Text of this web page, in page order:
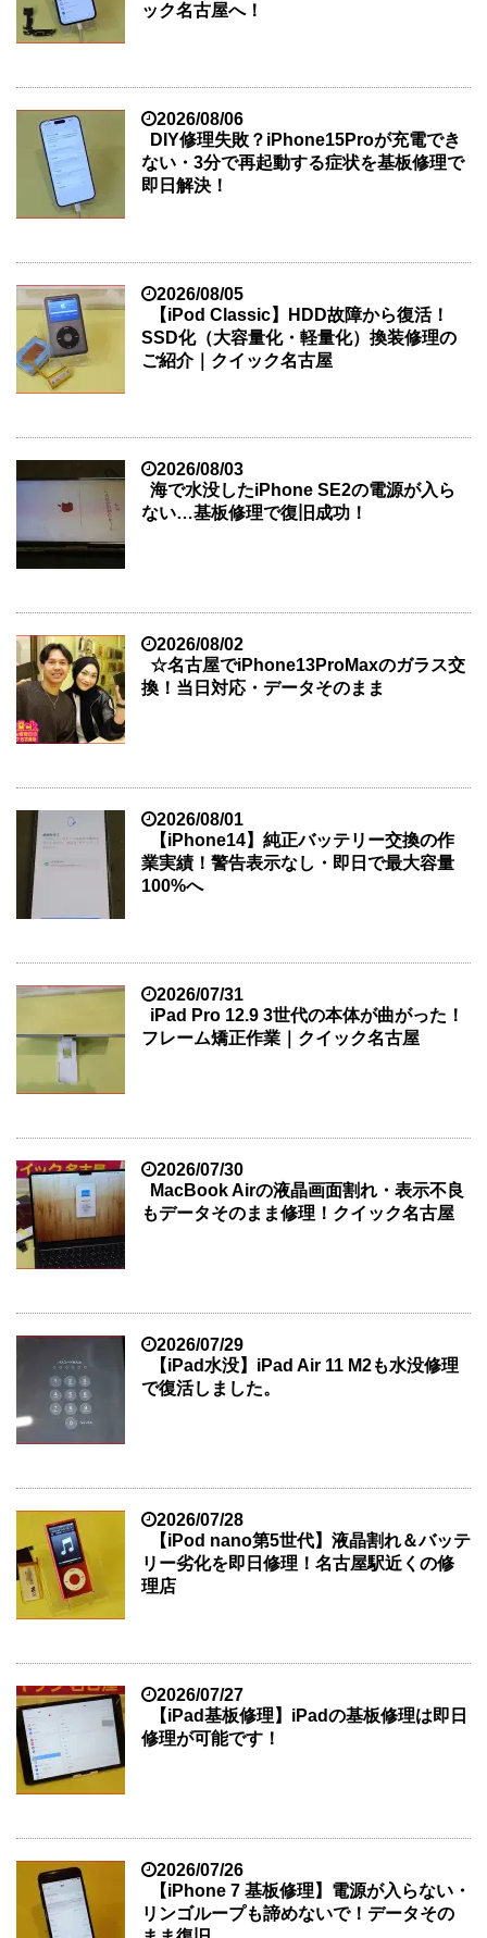
ック名古屋へ！
2026/08/06
DIY修理失敗？iPhone15Proが充電でき
ない・3分で再起動する症状を基板修理で
即日解決！
2026/08/05
【iPod Classic】HDD故障から復活！
SSD化（大容量化・軽量化）換装修理の
ご紹介｜クイック名古屋
2026/08/03
海で水没したiPhone SE2の電源が入ら
ない…基板修理で復旧成功！
2026/08/02
☆名古屋でiPhone13ProMaxのガラス交
換！当日対応・データそのまま
2026/08/01
【iPhone14】純正バッテリー交換の作
業実績！警告表示なし・即日で最大容量
100%へ
2026/07/31
iPad Pro 12.9 3世代の本体が曲がった！
フレーム矯正作業｜クイック名古屋
2026/07/30
MacBook Airの液晶画面割れ・表示不良
もデータそのまま修理！クイック名古屋
2026/07/29
【iPad水没】iPad Air 11 M2も水没修理
で復活しました。
2026/07/28
【iPod nano第5世代】液晶割れ＆バッテ
リー劣化を即日修理！名古屋駅近くの修
理店
2026/07/27
【iPad基板修理】iPadの基板修理は即日
修理が可能です！
2026/07/26
【iPhone 7 基板修理】電源が入らない・
リンゴループも諦めないで！データその